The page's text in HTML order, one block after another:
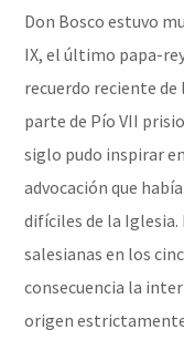
Don Bosco estuvo
IX, el último papa-
recuerdo reciente
parte de Pío VII
siglo pudo inspirar
advocación que
difíciles de la
salesianas en los
consecuencia la
origen